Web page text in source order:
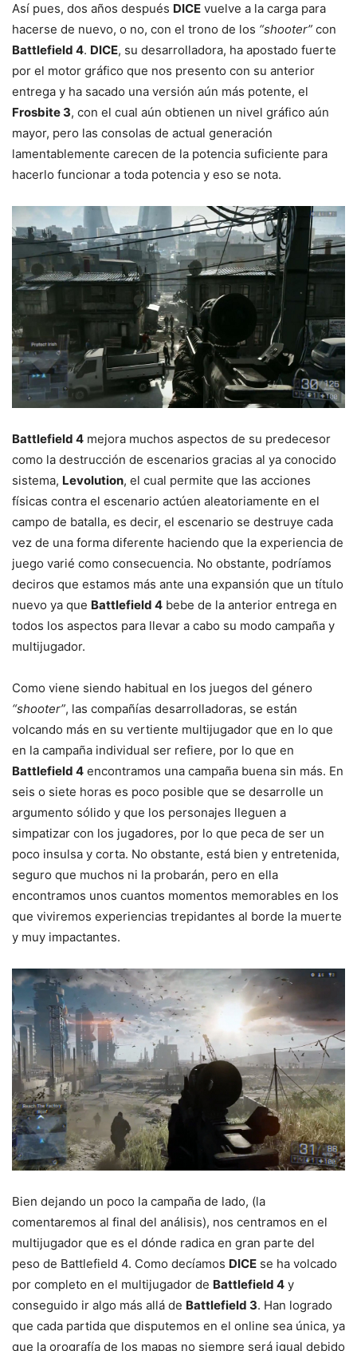
Así pues, dos años después DICE vuelve a la carga para
hacerse de nuevo, o no, con el trono de los “shooter” con
Battlefield 4. DICE, su desarrolladora, ha apostado fuerte
por el motor gráfico que nos presento con su anterior
entrega y ha sacado una versión aún más potente, el
Frosbite 3, con el cual aún obtienen un nivel gráfico aún
mayor, pero las consolas de actual generación
lamentablemente carecen de la potencia suficiente para
hacerlo funcionar a toda potencia y eso se nota.
Battlefield 4 mejora muchos aspectos de su predecesor
como la destrucción de escenarios gracias al ya conocido
sistema, Levolution, el cual permite que las acciones
físicas contra el escenario actúen aleatoriamente en el
campo de batalla, es decir, el escenario se destruye cada
vez de una forma diferente haciendo que la experiencia de
juego varié como consecuencia. No obstante, podríamos
deciros que estamos más ante una expansión que un título
nuevo ya que Battlefield 4 bebe de la anterior entrega en
todos los aspectos para llevar a cabo su modo campaña y
multijugador.
Como viene siendo habitual en los juegos del género
“shooter”, las compañías desarrolladoras, se están
volcando más en su vertiente multijugador que en lo que
en la campaña individual ser refiere, por lo que en
Battlefield 4 encontramos una campaña buena sin más. En
seis o siete horas es poco posible que se desarrolle un
argumento sólido y que los personajes lleguen a
simpatizar con los jugadores, por lo que peca de ser un
poco insulsa y corta. No obstante, está bien y entretenida,
seguro que muchos ni la probarán, pero en ella
encontramos unos cuantos momentos memorables en los
que viviremos experiencias trepidantes al borde la muerte
y muy impactantes.
Bien dejando un poco la campaña de lado, (la
comentaremos al final del análisis), nos centramos en el
multijugador que es el dónde radica en gran parte del
peso de Battlefield 4. Como decíamos DICE se ha volcado
por completo en el multijugador de Battlefield 4 y
conseguido ir algo más allá de Battlefield 3. Han logrado
que cada partida que disputemos en el online sea única, ya
que la orografía de los mapas no siempre será igual debido